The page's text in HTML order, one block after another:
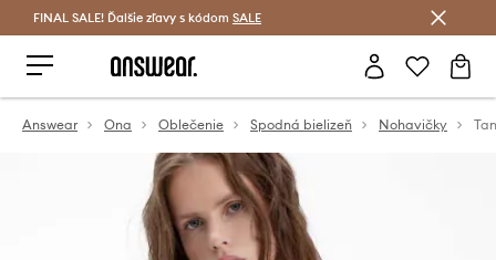
Šetrite s Answear Club >
FINAL SALE! Ďalšie zľavy s kódom SALE
Answear Ona Oblečenie Spodná bielizeň Nohavičky